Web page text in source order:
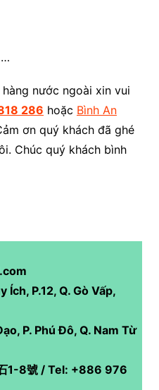
…
nước ngoài xin vui
286 hoặc Bình An
ơn quý khách đã ghé
Chúc quý khách bình
P.12, Q. Gò Vấp,
P. Phú Đô, Q. Nam Từ
1-8號 / Tel: +886 976